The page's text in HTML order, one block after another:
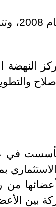
تأسست منظمة
النهضة
بين